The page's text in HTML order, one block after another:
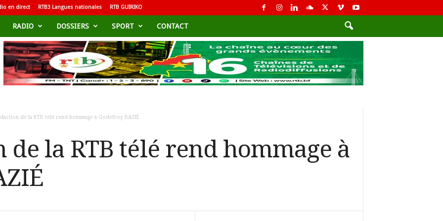
en direct RTB3 Langues nationales RTB GUIRIKO
RADIO DOSSIERS SPORT CONTACT
de la RTB télé rend hommage à Godefroy BAZIÉ
de la RTB télé rend hommage à